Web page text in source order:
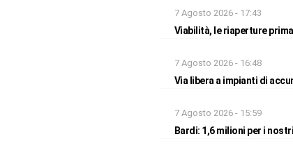
7 Agosto 2026 - 17:43
Viabilità, le riaperture
7 Agosto 2026 - 16:48
Via libera a impianti di
7 Agosto 2026 - 15:59
Bardi: 1,6 milioni per i